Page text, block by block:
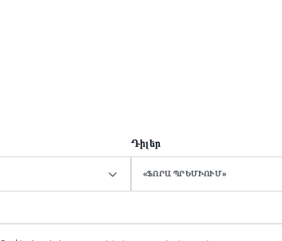
Դիլեր
«ՖՈՐԱ ՊՐԵՄԻՈՒՄ»